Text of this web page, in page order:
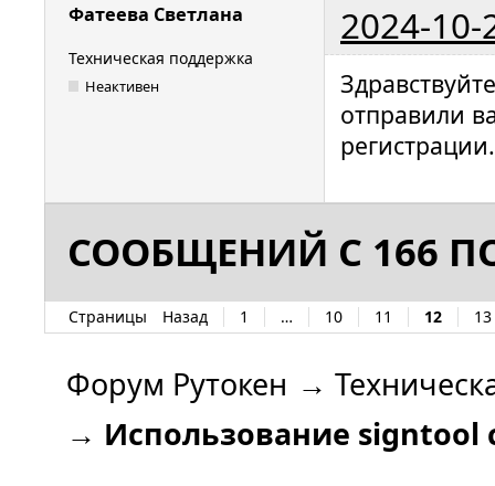
Фатеева Светлана 2024-10-
Техническая поддержка
Неактивен
отправили
регистрации.
СООБЩЕНИЙ С 166
Страницы Назад 1 … 10 11 12 13
Форум Рутокен →
→ Использование signtool